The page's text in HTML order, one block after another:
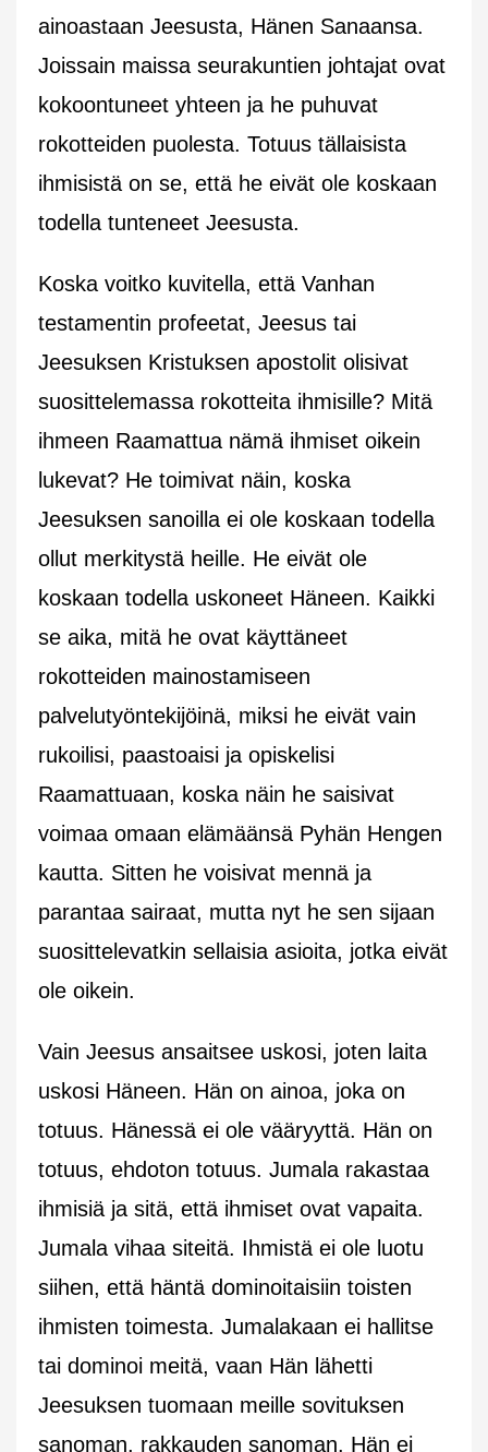
ainoastaan Jeesusta, Hänen Sanaansa.
Joissain maissa seurakuntien johtajat ovat
kokoontuneet yhteen ja he puhuvat
rokotteiden puolesta. Totuus tällaisista
ihmisistä on se, että he eivät ole koskaan
todella tunteneet Jeesusta.
Koska voitko kuvitella, että Vanhan
testamentin profeetat, Jeesus tai
Jeesuksen Kristuksen apostolit olisivat
suosittelemassa rokotteita ihmisille? Mitä
ihmeen Raamattua nämä ihmiset oikein
lukevat? He toimivat näin, koska
Jeesuksen sanoilla ei ole koskaan todella
ollut merkitystä heille. He eivät ole
koskaan todella uskoneet Häneen. Kaikki
se aika, mitä he ovat käyttäneet
rokotteiden mainostamiseen
palvelutyöntekijöinä, miksi he eivät vain
rukoilisi, paastoaisi ja opiskelisi
Raamattuaan, koska näin he saisivat
voimaa omaan elämäänsä Pyhän Hengen
kautta. Sitten he voisivat mennä ja
parantaa sairaat, mutta nyt he sen sijaan
suosittelevatkin sellaisia asioita, jotka eivät
ole oikein.
Vain Jeesus ansaitsee uskosi, joten laita
uskosi Häneen. Hän on ainoa, joka on
totuus. Hänessä ei ole vääryyttä. Hän on
totuus, ehdoton totuus. Jumala rakastaa
ihmisiä ja sitä, että ihmiset ovat vapaita.
Jumala vihaa siteitä. Ihmistä ei ole luotu
siihen, että häntä dominoitaisiin toisten
ihmisten toimesta. Jumalakaan ei hallitse
tai dominoi meitä, vaan Hän lähetti
Jeesuksen tuomaan meille sovituksen
sanoman, rakkauden sanoman. Hän ei